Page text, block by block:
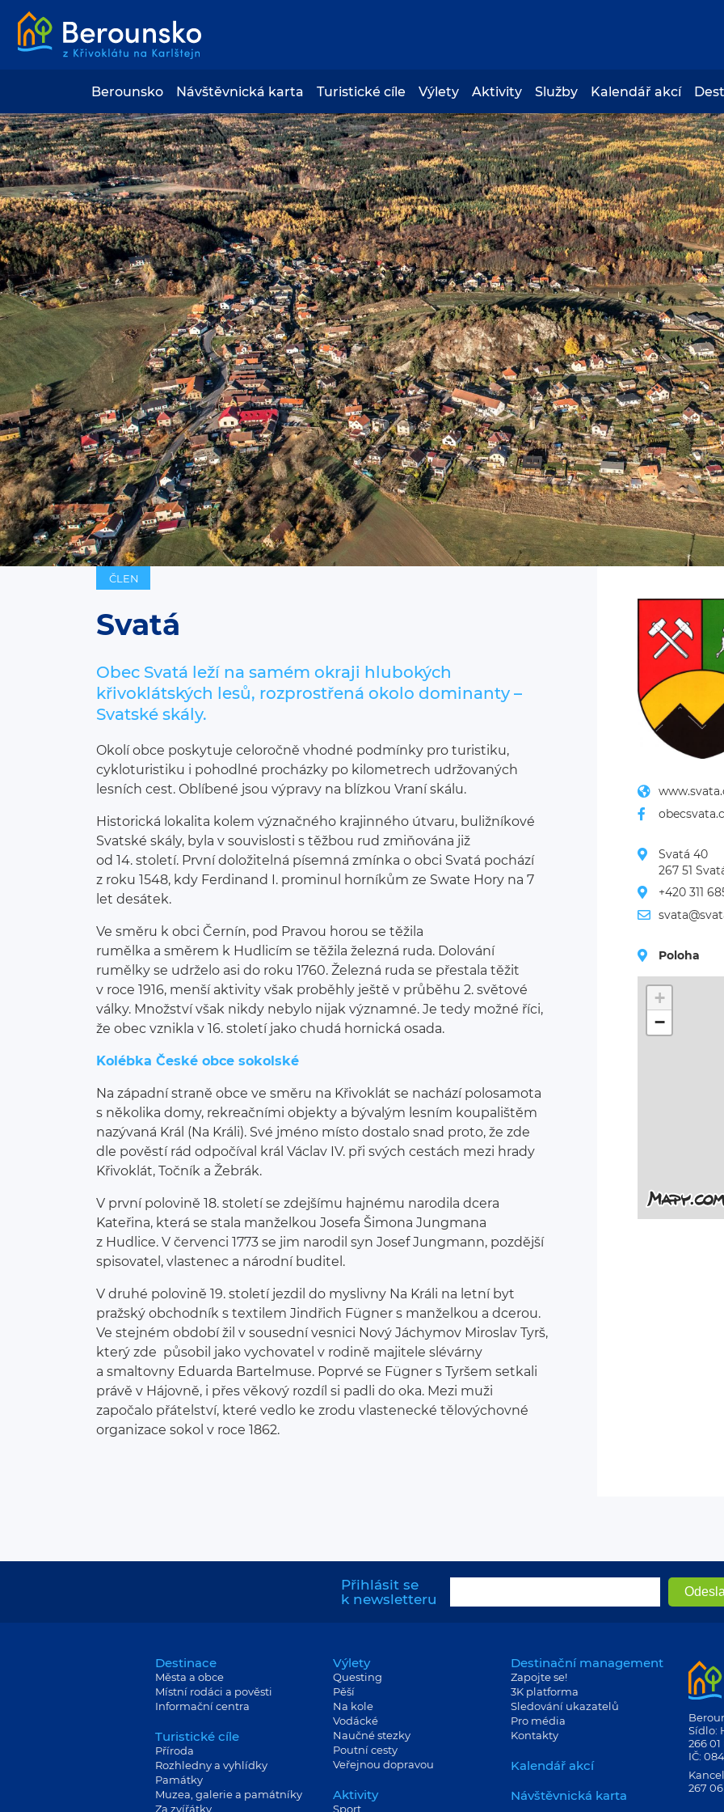
Berounsko Návštěvnická karta Turistické cíle Výlety Aktivity Služby Kalendář akcí
ČLEN
Svatá
Obec Svatá leží na samém okraji hlubokých
křivoklátských lesů, rozprostřená okolo dominanty –
Svatské skály.
Okolí obce poskytuje celoročně vhodné podmínky pro turistiku,
cykloturistiku i pohodlné procházky po kilometrech udržovaných
lesních cest. Oblíbené jsou výpravy na blízkou Vraní skálu.
Historická lokalita kolem význačného krajinného útvaru, buližníkové
Svatské skály, byla v souvislosti s těžbou rud zmiňována již
od 14. století. První doložitelná písemná zmínka o obci Svatá pochází
z roku 1548, kdy Ferdinand I. prominul horníkům ze Swate Hory na 7
let desátek.
Ve směru k obci Černín, pod Pravou horou se těžila
rumělka a směrem k Hudlicím se těžila železná ruda. Dolování
rumělky se udrželo asi do roku 1760. Železná ruda se přestala těžit
v roce 1916, menší aktivity však proběhly ještě v průběhu 2. světové
války. Množství však nikdy nebylo nijak významné. Je tedy možné říci,
že obec vznikla v 16. století jako chudá hornická osada.
Kolébka České obce sokolské
Na západní straně obce ve směru na Křivoklát se nachází polosamota
s několika domy, rekreačními objekty a bývalým lesním koupalištěm
nazývaná Král (Na Králi). Své jméno místo dostalo snad proto, že zde
dle pověstí rád odpočíval král Václav IV. při svých cestách mezi hrady
Křivoklát, Točník a Žebrák.
V první polovině 18. století se zdejšímu hajnému narodila dcera
Kateřina, která se stala manželkou Josefa Šimona Jungmana
z Hudlice. V červenci 1773 se jim narodil syn Josef Jungmann, pozdější
spisovatel, vlastenec a národní buditel.
V druhé polovině 19. století jezdil do myslivny Na Králi na letní byt
pražský obchodník s textilem Jindřich Fügner s manželkou a dcerou.
Ve stejném období žil v sousední vesnici Nový Jáchymov Miroslav Tyrš,
který zde působil jako vychovatel v rodině majitele slévárny
a smaltovny Eduarda Bartelmuse. Poprvé se Fügner s Tyršem setkali
právě v Hájovně, i přes věkový rozdíl si padli do oka. Mezi muži
započalo přátelství, které vedlo ke zrodu vlastenecké tělovýchovné
organizace sokol v roce 1862.
Svatá 40
267 51
+420 311
Poloha
+
−
Přihlásit se
k newsletteru
Destinace
Města a obce
Místní rodáci a pověsti
Informační centra
Turistické cíle
Příroda
Rozhledny a vyhlídky
Památky
Muzea, galerie a památníky
Za zvířátky
Výlety
Questing
Pěší
Na kole
Vodácké
Naučné stezky
Poutní cesty
Veřejnou dopravou
Aktivity
Sport
Destinační management
Zapojte se!
3K platforma
Sledování ukazatelů
Pro média
Kontakty
Kalendář akcí
Návštěvnická karta
Sídlo:
266
IČ:
267